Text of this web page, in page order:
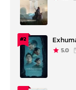
#2
5.0